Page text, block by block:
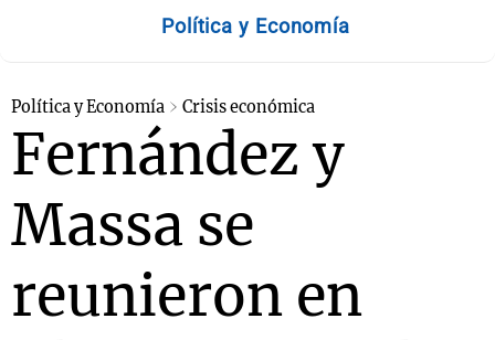
Política y Economía
Política y Economía Crisis económica
Fernández y
Massa se
reunieron en